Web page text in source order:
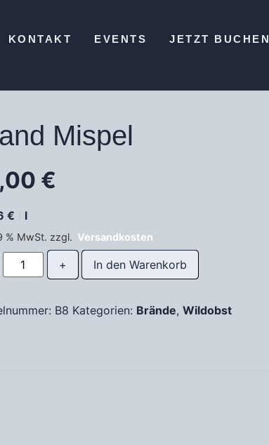
KONTAKT EVENTS JETZT BUCHEN
Mispel
€
€ l
% MwSt. zzgl. Versandkosten
In den Warenkorb
B8 Kategorien: Brände, Wildobst